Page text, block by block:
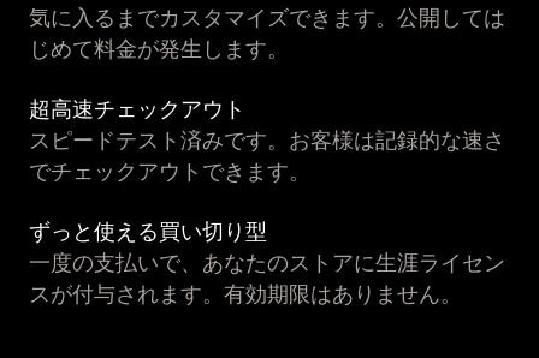
気に入るまでカスタマイズできます。公開しては
じめて料金が発生します。
超高速チェックアウト
スピードテスト済みです。お客様は記録的な速さ
でチェックアウトできます。
ずっと使える買い切り型
一度の支払いで、あなたのストアに生涯ライセン
スが付与されます。有効期限はありません。